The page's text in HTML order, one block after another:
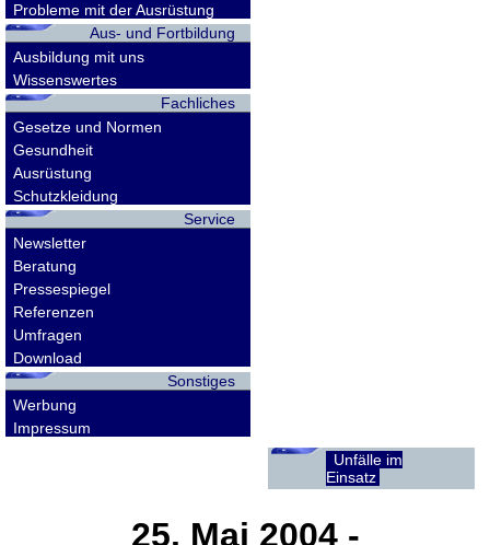
Probleme mit der Ausrüstung
Aus- und Fortbildung
Ausbildung mit uns
Wissenswertes
Fachliches
Gesetze und Normen
Gesundheit
Ausrüstung
Schutzkleidung
Service
Newsletter
Beratung
Pressespiegel
Referenzen
Umfragen
Download
Sonstiges
Werbung
Impressum
Unfälle im
Einsatz
25. Mai 2004-